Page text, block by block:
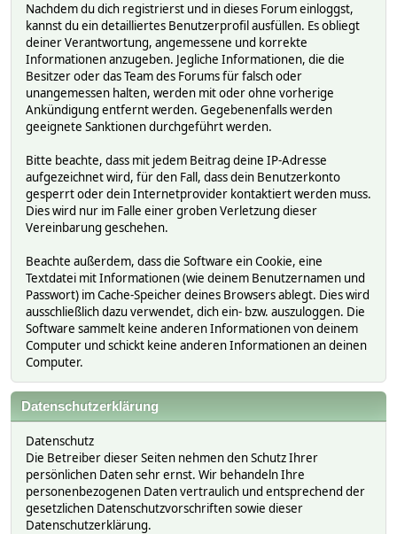
Nachdem du dich registrierst und in dieses Forum einloggst,
kannst du ein detailliertes Benutzerprofil ausfüllen. Es obliegt
deiner Verantwortung, angemessene und korrekte
Informationen anzugeben. Jegliche Informationen, die die
Besitzer oder das Team des Forums für falsch oder
unangemessen halten, werden mit oder ohne vorherige
Ankündigung entfernt werden. Gegebenenfalls werden
geeignete Sanktionen durchgeführt werden.
Bitte beachte, dass mit jedem Beitrag deine IP-Adresse
aufgezeichnet wird, für den Fall, dass dein Benutzerkonto
gesperrt oder dein Internetprovider kontaktiert werden muss.
Dies wird nur im Falle einer groben Verletzung dieser
Vereinbarung geschehen.
Beachte außerdem, dass die Software ein Cookie, eine
Textdatei mit Informationen (wie deinem Benutzernamen und
Passwort) im Cache-Speicher deines Browsers ablegt. Dies wird
ausschließlich dazu verwendet, dich ein- bzw. auszuloggen. Die
Software sammelt keine anderen Informationen von deinem
Computer und schickt keine anderen Informationen an deinen
Computer.
Datenschutzerklärung
Datenschutz
Die Betreiber dieser Seiten nehmen den Schutz Ihrer
persönlichen Daten sehr ernst. Wir behandeln Ihre
personenbezogenen Daten vertraulich und entsprechend der
gesetzlichen Datenschutzvorschriften sowie dieser
Datenschutzerklärung.